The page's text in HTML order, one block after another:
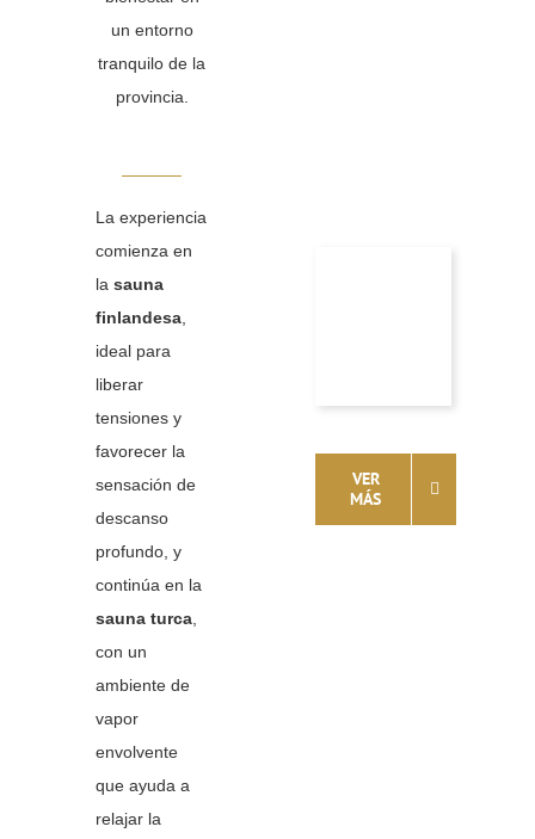
un entorno
tranquilo de la
provincia.
La experiencia
comienza en
la sauna
finlandesa
ideal para
liberar
tensiones y
favorecer la
sensación de
descanso
profundo, y
continúa en la
sauna turca
con un
ambiente de
vapor
envolvente
que ayuda a
relajar la
VER
MÁS